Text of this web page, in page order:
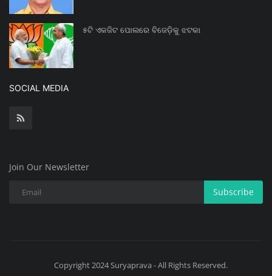
୫ଟି ଏକଜିଟ ପୋଲରେ ବିଜେଡ଼ିକୁ ଝଟକା
SOCIAL MEDIA
Join Our Newsletter
Subscribe
Copyright 2024 Suryaprava - All Rights Reserved.